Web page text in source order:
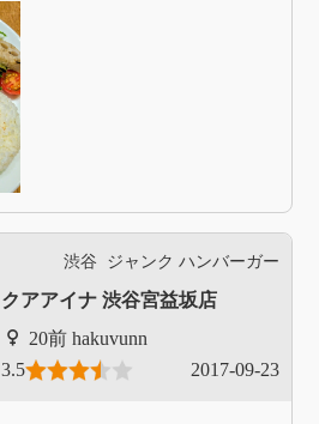
渋谷 ジャンク ハンバーガー
クアアイナ 渋谷宮益坂店
hakuvunn
3.5
2017-09-23